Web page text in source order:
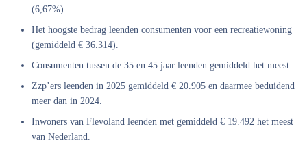
(6,67%).
Het hoogste bedrag leenden consumenten voor een recreatiewoning
(gemiddeld € 36.314).
Consumenten tussen de 35 en 45 jaar leenden gemiddeld het meest.
Zzp’ers leenden in 2025 gemiddeld € 20.905 en daarmee beduidend
meer dan in 2024.
Inwoners van Flevoland leenden met gemiddeld € 19.492 het meest
van Nederland.